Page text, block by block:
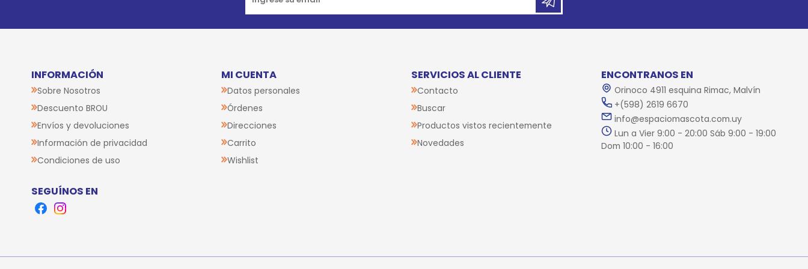
INFORMACIÓN
Sobre Nosotros
Descuento BROU
Envíos y devoluciones
Información de privacidad
Condiciones de uso
MI CUENTA
Datos personales
Órdenes
Direcciones
Carrito
Wishlist
SERVICIOS AL CLIENTE
Contacto
Buscar
Productos vistos recientemente
Novedades
ENCONTRANOS EN
Orinoco 4911 esquina Rimac, Malvín
+(598) 2619 6670
info@espaciomascota.com.uy
Lun a Vier 9:00 - 20:00 Sáb 9:00 - 19:00
Dom 10:00 - 16:00
SEGUÍNOS EN
FacebookInstagram